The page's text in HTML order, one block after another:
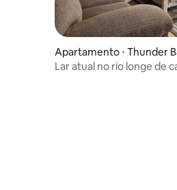
Apartamento ⋅ Thunder
Lar atual no rio longe de